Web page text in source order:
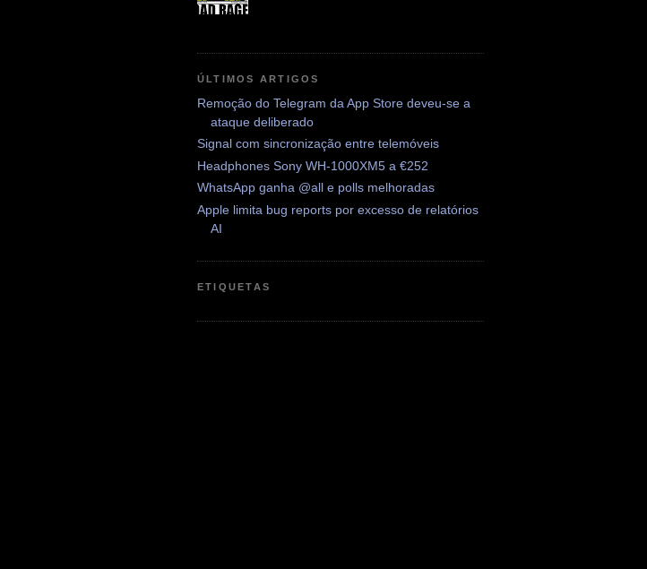
ÚLTIMOS ARTIGOS
Remoção do Telegram da App Store deveu-se a
ataque deliberado
Signal com sincronização entre telemóveis
Headphones Sony WH-1000XM5 a €252
WhatsApp ganha @all e polls melhoradas
Apple limita bug reports por excesso de relatórios
AI
ETIQUETAS